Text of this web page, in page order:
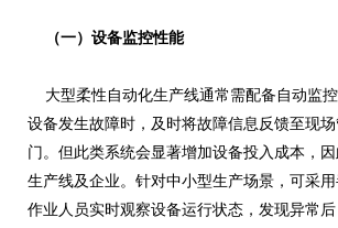
（一）设备监控性能
大型柔性自动化生产线通常需配备自动监
设备发生故障时，及时将故障信息反馈至现
门。但此类系统会显著增加设备投入成本，
生产线及企业。针对中小型生产场景，可采用
作业人员实时观察设备运行状态，发现异常